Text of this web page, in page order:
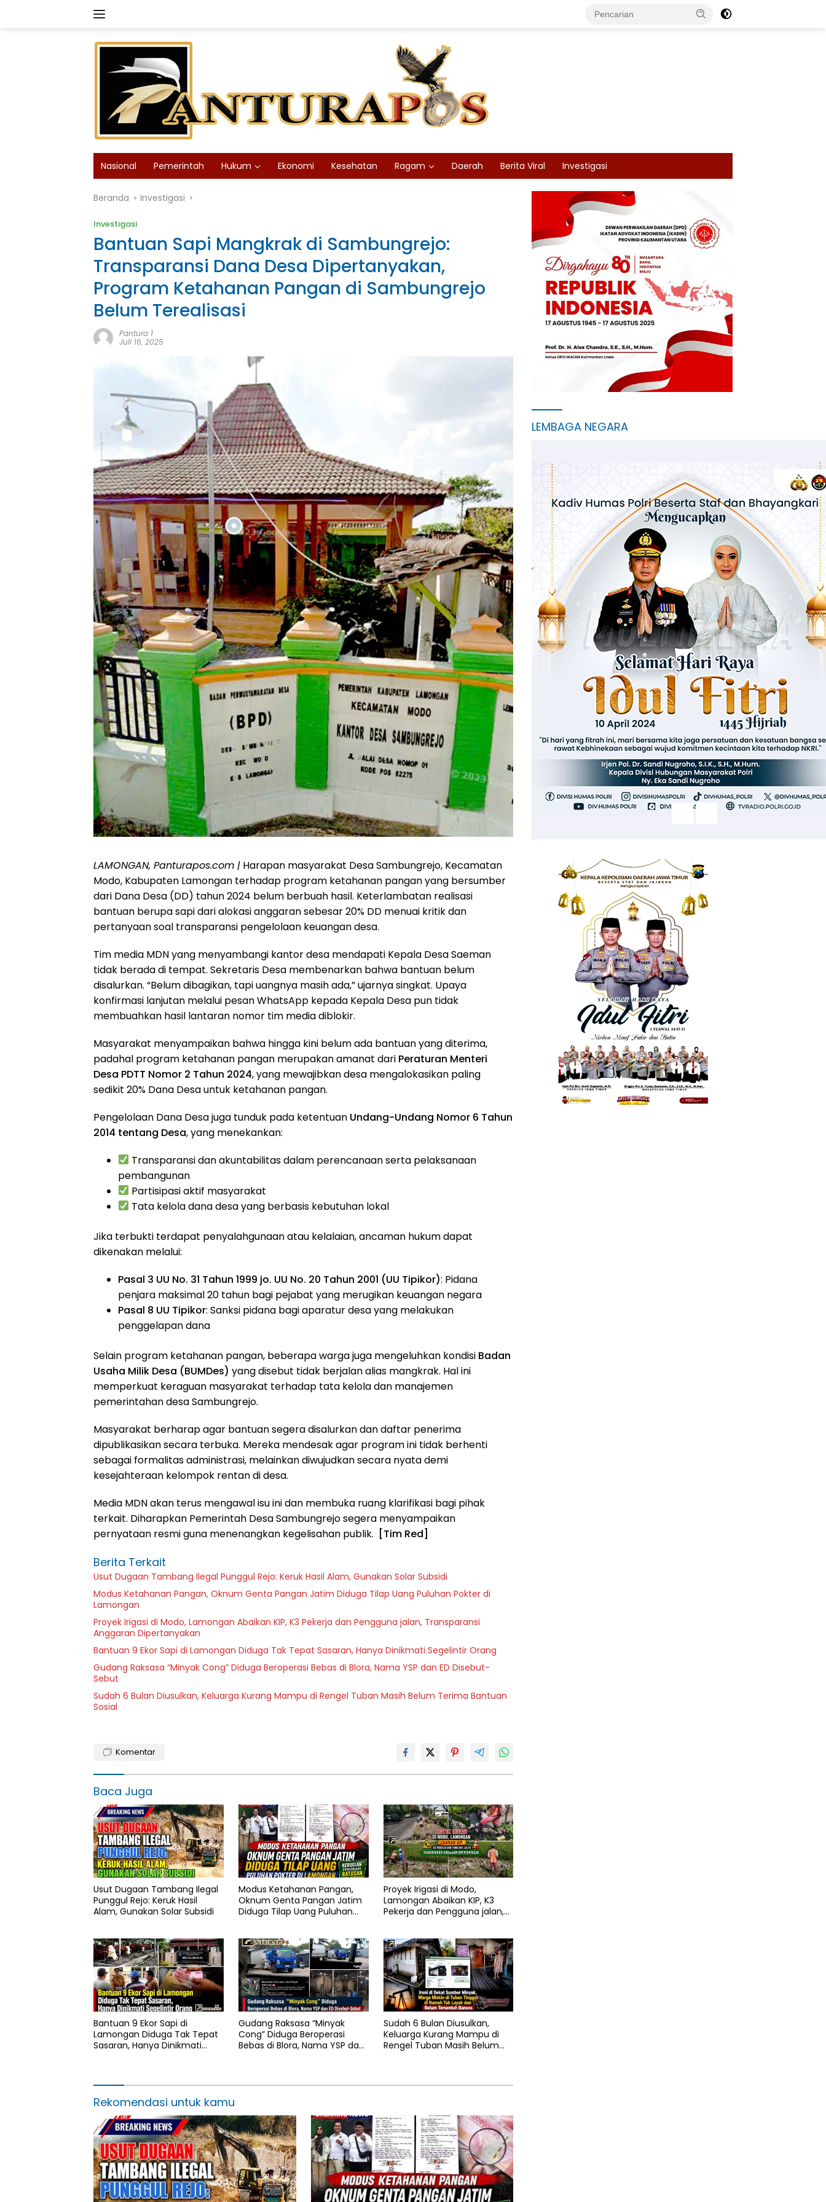
Nasional Pemerintah Hukum Ekonomi Kesehatan Ragam Daerah Berita Viral Investigasi
Beranda Investigasi
Investigasi
Bantuan Sapi Mangkrak di Sambungrejo:
Transparansi Dana Desa Dipertanyakan,
Program Ketahanan Pangan di Sambungrejo
Belum Terealisasi
Pantura 1
Juli 16, 2025
LAMONGAN, Panturapos.com | Harapan masyarakat Desa Sambungrejo, Kecamatan
Modo, Kabupaten Lamongan terhadap program ketahanan pangan yang bersumber
dari Dana Desa (DD) tahun 2024 belum berbuah hasil. Keterlambatan realisasi
bantuan berupa sapi dari alokasi anggaran sebesar 20% DD menuai kritik dan
pertanyaan soal transparansi pengelolaan keuangan desa.
Tim media MDN yang menyambangi kantor desa mendapati Kepala Desa Saeman
tidak berada di tempat. Sekretaris Desa membenarkan bahwa bantuan belum
disalurkan. “Belum dibagikan, tapi uangnya masih ada,” ujarnya singkat. Upaya
konfirmasi lanjutan melalui pesan WhatsApp kepada Kepala Desa pun tidak
membuahkan hasil lantaran nomor tim media diblokir.
Masyarakat menyampaikan bahwa hingga kini belum ada bantuan yang diterima,
padahal program ketahanan pangan merupakan amanat dari Peraturan Menteri
Desa PDTT Nomor 2 Tahun 2024, yang mewajibkan desa mengalokasikan paling
sedikit 20% Dana Desa untuk ketahanan pangan.
Pengelolaan Dana Desa juga tunduk pada ketentuan Undang-Undang Nomor 6 Tahun
2014 tentang Desa, yang menekankan:
Transparansi dan akuntabilitas dalam perencanaan serta pelaksanaan
pembangunan
Partisipasi aktif masyarakat
Tata kelola dana desa yang berbasis kebutuhan lokal
Jika terbukti terdapat penyalahgunaan atau kelalaian, ancaman hukum dapat
dikenakan melalui:
Pasal 3 UU No. 31 Tahun 1999 jo. UU No. 20 Tahun 2001 (UU Tipikor): Pidana
penjara maksimal 20 tahun bagi pejabat yang merugikan keuangan negara
Pasal 8 UU Tipikor: Sanksi pidana bagi aparatur desa yang melakukan
penggelapan dana
Selain program ketahanan pangan, beberapa warga juga mengeluhkan kondisi Badan
Usaha Milik Desa (BUMDes) yang disebut tidak berjalan alias mangkrak. Hal ini
memperkuat keraguan masyarakat terhadap tata kelola dan manajemen
pemerintahan desa Sambungrejo.
Masyarakat berharap agar bantuan segera disalurkan dan daftar penerima
dipublikasikan secara terbuka. Mereka mendesak agar program ini tidak berhenti
sebagai formalitas administrasi, melainkan diwujudkan secara nyata demi
kesejahteraan kelompok rentan di desa.
Media MDN akan terus mengawal isu ini dan membuka ruang klarifikasi bagi pihak
terkait. Diharapkan Pemerintah Desa Sambungrejo segera menyampaikan
pernyataan resmi guna menenangkan kegelisahan publik. [Tim Red]
Berita Terkait
Usut Dugaan Tambang Ilegal Punggul Rejo: Keruk Hasil Alam, Gunakan Solar Subsidi
Modus Ketahanan Pangan, Oknum Genta Pangan Jatim Diduga Tilap Uang Puluhan Pokter di
Lamongan
Proyek Irigasi di Modo, Lamongan Abaikan KIP, K3 Pekerja dan Pengguna jalan, Transparansi
Anggaran Dipertanyakan
Bantuan 9 Ekor Sapi di Lamongan Diduga Tak Tepat Sasaran, Hanya Dinikmati Segelintir Orang
Gudang Raksasa “Minyak Cong” Diduga Beroperasi Bebas di Blora, Nama YSP dan ED Disebut-
Sebut
Sudah 6 Bulan Diusulkan, Keluarga Kurang Mampu di Rengel Tuban Masih Belum Terima Bantuan
Sosial
Komentar
Baca Juga
Usut Dugaan Tambang Ilegal
Punggul Rejo: Keruk Hasil
Alam, Gunakan Solar Subsidi
Modus Ketahanan Pangan,
Oknum Genta Pangan Jatim
Diduga Tilap Uang Puluhan
Proyek Irigasi di Modo,
Lamongan Abaikan KIP, K3
Pekerja dan Pengguna jalan,
Bantuan 9 Ekor Sapi di
Lamongan Diduga Tak Tepat
Sasaran, Hanya Dinikmati
Gudang Raksasa “Minyak
Cong” Diduga Beroperasi
Bebas di Blora, Nama YSP dan
Sudah 6 Bulan Diusulkan,
Keluarga Kurang Mampu di
Rengel Tuban Masih Belum
Rekomendasi untuk kamu
LEMBAGA NEGARA